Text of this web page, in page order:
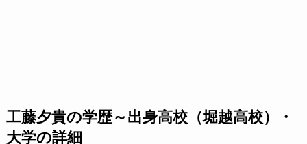
工藤夕貴の学歴～出身高校（堀越高校）・
大学の詳細